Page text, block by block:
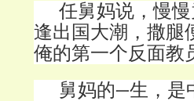
任舅妈说，慢
逢出国大潮，撒腿
俺的第一个反面教
舅妈的一生，是